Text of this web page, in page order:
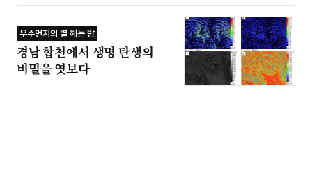
우주먼지의 별 헤는 밤
경남 합천에서 생명 탄생의
비밀을 엿보다